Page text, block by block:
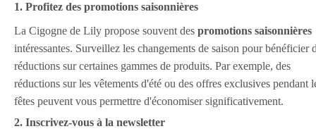
1. Profitez des promotions saisonnières
La Cigogne de Lily propose souvent des promotions saisonnières
intéressantes. Surveillez les changements de saison pour bénéficier
réductions sur certaines gammes de produits. Par exemple, des
réductions sur les vêtements d'été ou des offres exclusives pendant
fêtes peuvent vous permettre d'économiser significativement.
2. Inscrivez-vous à la newsletter